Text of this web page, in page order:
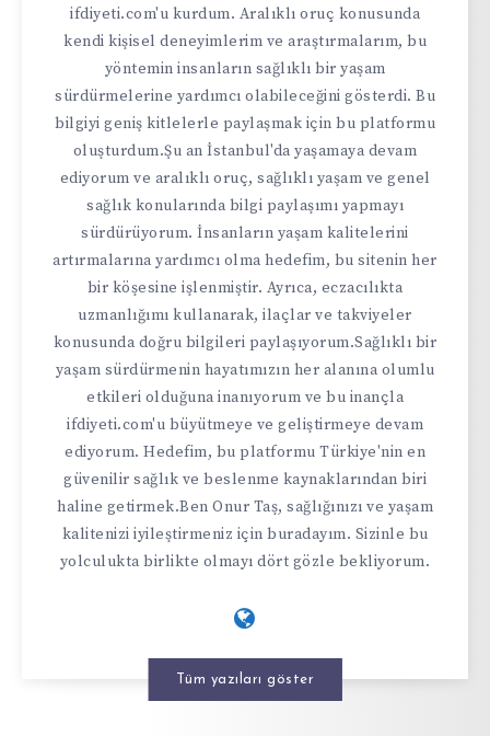
ifdiyeti.com'u kurdum. Aralıklı oruç konusunda
kendi kişisel deneyimlerim ve araştırmalarım, bu
yöntemin insanların sağlıklı bir yaşam
sürdürmelerine yardımcı olabileceğini gösterdi. Bu
bilgiyi geniş kitlelerle paylaşmak için bu platformu
oluşturdum.Şu an İstanbul'da yaşamaya devam
ediyorum ve aralıklı oruç, sağlıklı yaşam ve genel
sağlık konularında bilgi paylaşımı yapmayı
sürdürüyorum. İnsanların yaşam kalitelerini
artırmalarına yardımcı olma hedefim, bu sitenin her
bir köşesine işlenmiştir. Ayrıca, eczacılıkta
uzmanlığımı kullanarak, ilaçlar ve takviyeler
konusunda doğru bilgileri paylaşıyorum.Sağlıklı bir
yaşam sürdürmenin hayatımızın her alanına olumlu
etkileri olduğuna inanıyorum ve bu inançla
ifdiyeti.com'u büyütmeye ve geliştirmeye devam
ediyorum. Hedefim, bu platformu Türkiye'nin en
güvenilir sağlık ve beslenme kaynaklarından biri
haline getirmek.Ben Onur Taş, sağlığınızı ve yaşam
kalitenizi iyileştirmeniz için buradayım. Sizinle bu
yolculukta birlikte olmayı dört gözle bekliyorum.
Tüm yazıları göster